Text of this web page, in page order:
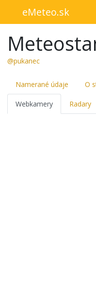
eMeteo.sk
@pukanec
Namerané údaje O
Webkamery Radary